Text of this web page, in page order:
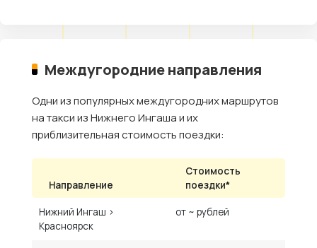
Междугородние направления
Одни из популярных междугородних маршрутов
на такси из Нижнего Ингаша и их
приблизительная стоимость поездки:
Направление
Стоимость
поездки*
Нижний Ингаш ›
Красноярск
от ~ рублей